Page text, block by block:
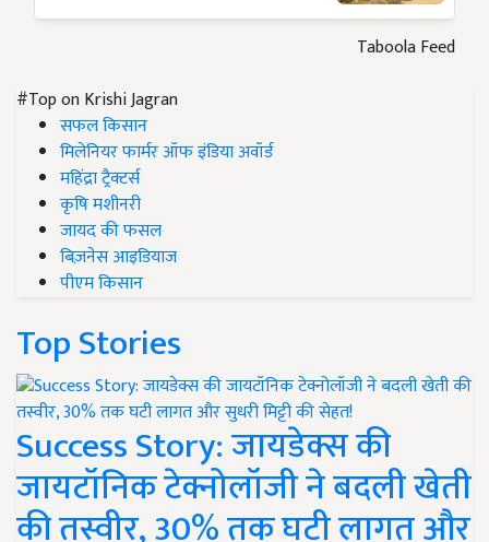
Taboola Feed
#Top on Krishi Jagran
सफल किसान
मिलेनियर फार्मर ऑफ इंडिया अवॉर्ड
महिंद्रा ट्रैक्टर्स
कृषि मशीनरी
जायद की फसल
बिज़नेस आइडियाज
पीएम किसान
Top Stories
Success Story: जायडेक्स की
जायटॉनिक टेक्नोलॉजी ने बदली खेती
की तस्वीर, 30% तक घटी लागत और